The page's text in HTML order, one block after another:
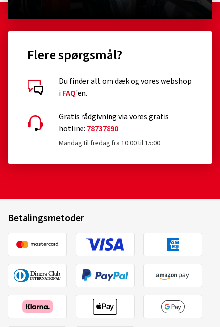
(0)
226,00 kr.
Tilføj til indkøbskurv
Flere spørgsmål?
Du finder alt om dæk og vores webshop
iFAQ'en.
Gratis rådgivning via vores gratis
hotline: 78737890
Mandag til fredag fra 10:00 til 15:00
Betalingsmetoder